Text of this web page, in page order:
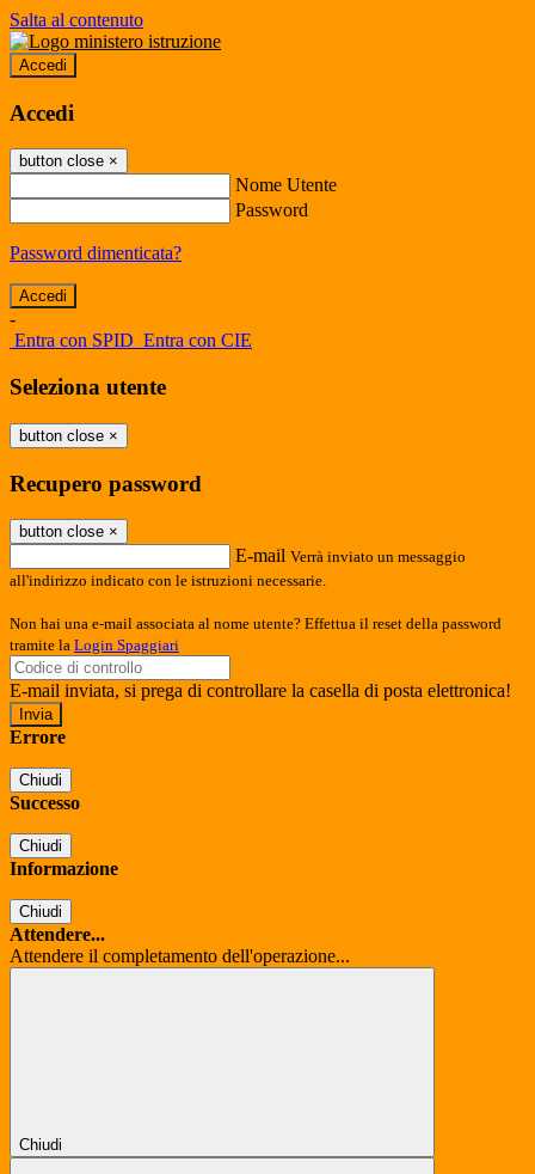
Salta al contenuto
Accedi
Accedi
button close ×
Nome Utente
Password
Password dimenticata?
-
Entra con SPID Entra con CIE
Seleziona utente
button close ×
Recupero password
button close ×
E-mail Verrà inviato un messaggio
all'indirizzo indicato con le istruzioni necessarie.
Non hai una e-mail associata al nome utente? Effettua il reset della password
tramite la Login Spaggiari
E-mail inviata, si prega di controllare la casella di posta elettronica!
Errore
Chiudi
Successo
Chiudi
Informazione
Chiudi
Attendere...
Attendere il completamento dell'operazione...
Chiudi